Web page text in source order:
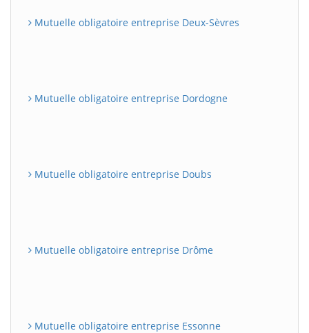
Mutuelle obligatoire entreprise Deux-Sèvres
Mutuelle obligatoire entreprise Dordogne
Mutuelle obligatoire entreprise Doubs
Mutuelle obligatoire entreprise Drôme
Mutuelle obligatoire entreprise Essonne